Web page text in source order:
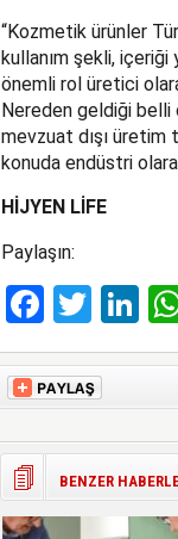
“Kozmetik ürünler
kullanım şekli,
önemli rol üretici
Nereden geldiği belli
mevzuat dışı üretim
konuda endüstri
HİJYEN LİFE
Paylaşın:
BENZER